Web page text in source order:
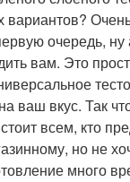
вариантов?
очередь,
вам. Это
ваш вкус. Так
всем, кто
но не
много